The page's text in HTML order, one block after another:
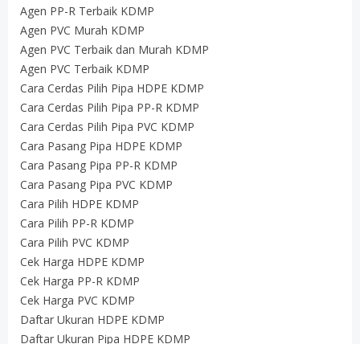
Agen PP-R Terbaik KDMP
Agen PVC Murah KDMP
Agen PVC Terbaik dan Murah KDMP
Agen PVC Terbaik KDMP
Cara Cerdas Pilih Pipa HDPE KDMP
Cara Cerdas Pilih Pipa PP-R KDMP
Cara Cerdas Pilih Pipa PVC KDMP
Cara Pasang Pipa HDPE KDMP
Cara Pasang Pipa PP-R KDMP
Cara Pasang Pipa PVC KDMP
Cara Pilih HDPE KDMP
Cara Pilih PP-R KDMP
Cara Pilih PVC KDMP
Cek Harga HDPE KDMP
Cek Harga PP-R KDMP
Cek Harga PVC KDMP
Daftar Ukuran HDPE KDMP
Daftar Ukuran Pipa HDPE KDMP